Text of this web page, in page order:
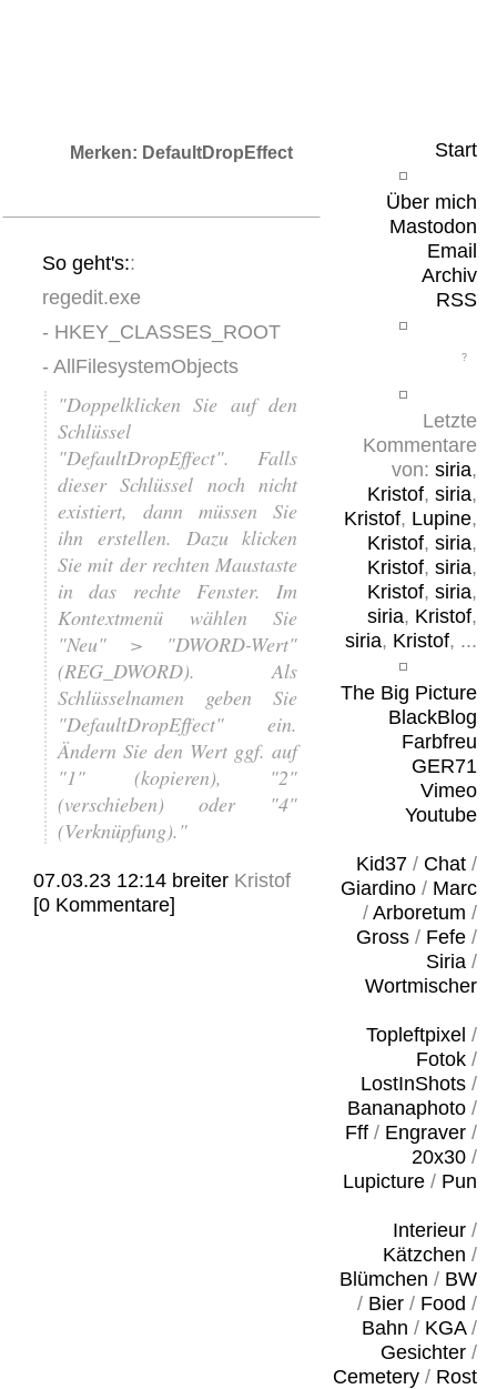
Start
Über mich
Mastodon
Email
Archiv
RSS
Letzte
Kommentare
von: siria,
Kristof, siria,
Kristof, Lupine,
Kristof, siria,
Kristof, siria,
Kristof, siria,
siria, Kristof,
siria, Kristof, ...
The Big Picture
BlackBlog
Farbfreu
GER71
Vimeo
Youtube
Kid37/ Chat/
Giardino/ Marc
/ Arboretum /
Gross/ Fefe/
Siria/
Wortmischer
Topleftpixel /
Fotok/
LostInShots/
Bananaphoto/
Fff/ Engraver/
20x30/
Lupicture/ Pun
Interieur/
Kätzchen /
Blümchen / BW
/ Bier/ Food /
Bahn / KGA/
Gesichter/
Cemetery/ Rost
Merken: DefaultDropEffect
So geht's::
regedit.exe
- HKEY_CLASSES_ROOT
- AllFilesystemObjects
"Doppelklicken Sie auf den
Schlüssel
"DefaultDropEffect". Falls
dieser Schlüssel noch nicht
existiert, dann müssen Sie
ihn erstellen. Dazu klicken
Sie mit der rechten Maustaste
in das rechte Fenster. Im
Kontextmenü wählen Sie
"Neu" > "DWORD-Wert"
(REG_DWORD). Als
Schlüsselnamen geben Sie
"DefaultDropEffect" ein.
Ändern Sie den Wert ggf. auf
"1" (kopieren), "2"
(verschieben) oder "4"
(Verknüpfung)."
07.03.23 12:14 breiter Kristof
[0 Kommentare]